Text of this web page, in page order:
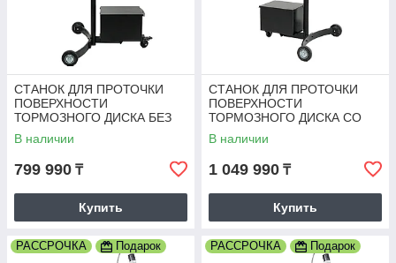
СТАНОК ДЛЯ ПРОТОЧКИ
ПОВЕРХНОСТИ
ТОРМОЗНОГО ДИСКА БЕЗ
СНЯТИЯ С АВТОМОБИЛЯ
ETARI S-80
В наличии
799 990 ₸
Купить
СТАНОК ДЛЯ ПРОТОЧКИ
ПОВЕРХНОСТИ
ТОРМОЗНОГО ДИСКА СО
СНЯТИЕМ И БЕЗ СНЯТИЯ С
АВТОМОБИЛЯ ETARI S-100
В наличии
1 049 990 ₸
Купить
РАССРОЧКА Подарок РАССРОЧКА Подарок